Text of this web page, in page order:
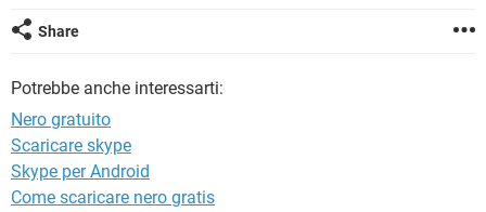
HARDWARE
HARDWARE
iOS
HARDWARE
Share
Potrebbe anche interessarti:
Nero gratuito
Scaricare skype
Skype per Android
Come scaricare nero gratis